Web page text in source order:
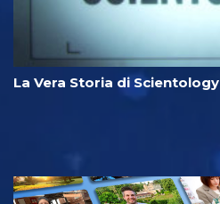
La Vera Storia di Scientology